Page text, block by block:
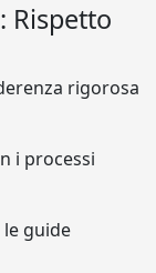
Rispetto
rigorosa
i processi
guide